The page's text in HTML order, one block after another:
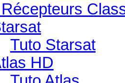
Tuto Starsat
HD